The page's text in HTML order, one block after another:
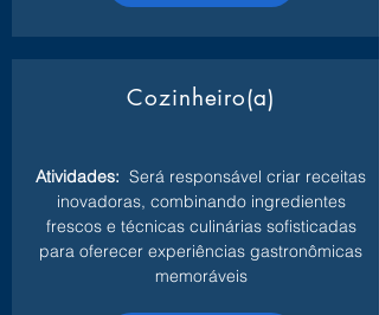
Cozinheiro(a)
Atividades: Será responsável criar receitas
inovadoras, combinando ingredientes
frescos e técnicas culinárias sofisticadas
para oferecer experiências gastronômicas
memoráveis